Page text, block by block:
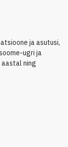
ja asutusi,
ugri ja
ning